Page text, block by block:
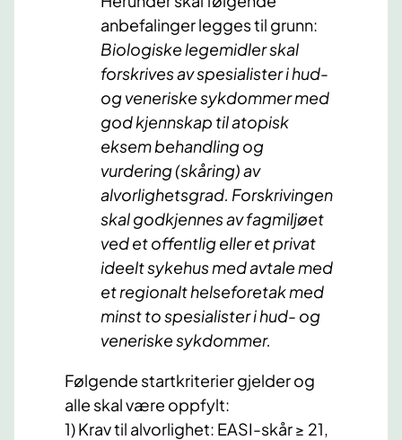
anbefalinger legges til grunn:
Biologiske legemidler skal
forskrives av spesialister i hud-
og veneriske sykdommer med
god kjennskap til atopisk
eksem behandling og
vurdering (skåring) av
alvorlighetsgrad. Forskrivingen
skal godkjennes av fagmiljøet
ved et offentlig eller et privat
ideelt sykehus med avtale med
et regionalt helseforetak med
minst to spesialister i hud- og
veneriske sykdommer.
Følgende startkriterier gjelder og
alle skal være oppfylt:
1) Krav til alvorlighet: EASI-skår ≥ 21,